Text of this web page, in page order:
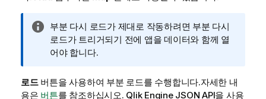
정
보
메
부분 다시 로드가 제대로 작동하려면 부분 다시
로드가 트리거되기 전에 앱을 데이터와 함께 열
어야 합니다.
로드버튼을 사용하여 부분 로드를 수행합니다.자세한 내
용은 버튼를 참조하십시오. Qlik Engine JSON API을 사용